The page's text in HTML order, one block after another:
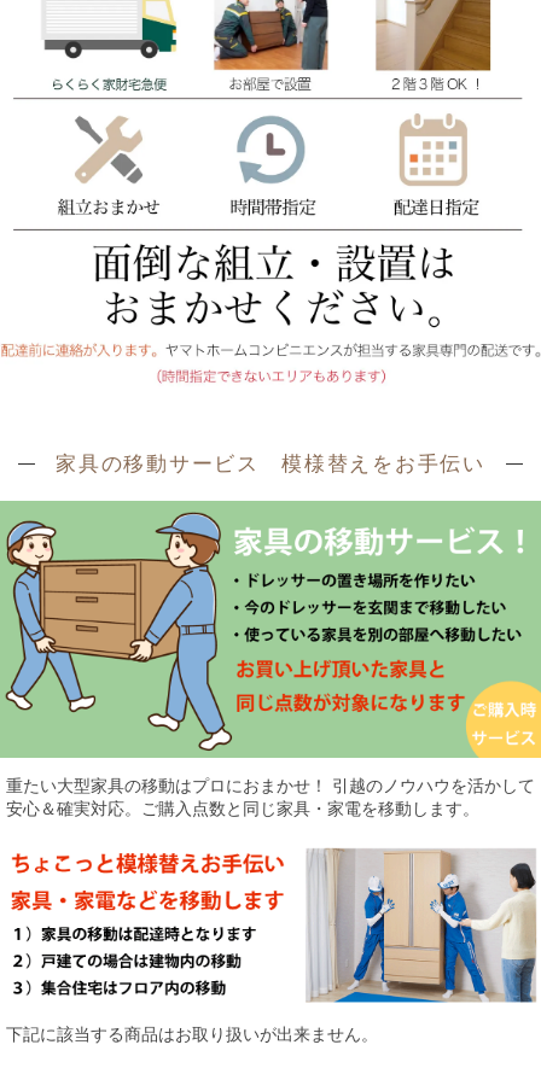
家具の移動サービス 模様替えをお手伝い
重たい大型家具の移動はプロにおまかせ！ 引越のノウハウを活かして
安心＆確実対応。ご購入点数と同じ家具・家電を移動します。
下記に該当する商品はお取り扱いが出来ません。